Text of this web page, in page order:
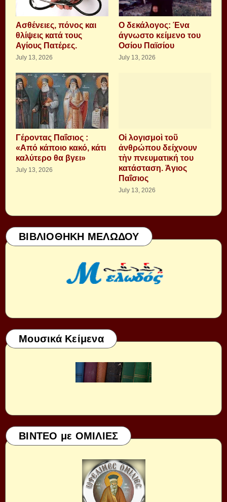
Aσθένειες, πόνος και
θλίψεις κατά τους
Αγίους Πατέρες.
July 13, 2026
Ο δεκάλογος: Ένα
άγνωστο κείμενο του
Οσίου Παϊσίου
July 13, 2026
Γέροντας Παΐσιος :
«Από κάποιο κακό, κάτι
καλύτερο θα βγει»
July 13, 2026
Οἱ λογισμοὶ τοῦ
ἀνθρώπου δείχνουν
τὴν πνευματική του
κατάσταση. Ἁγιος
Παΐσιος
July 13, 2026
ΒΙΒΛΙΟΘΗΚΗ ΜΕΛΩΔΟΥ
Μουσικά Κείμενα
ΒΙΝΤΕΟ με ΟΜΙΛΙΕΣ